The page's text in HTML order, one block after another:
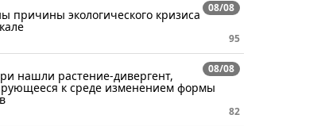
08/08
причины экологического кризиса
95
08/08
нашли растение-дивергент,
к среде изменением формы
82